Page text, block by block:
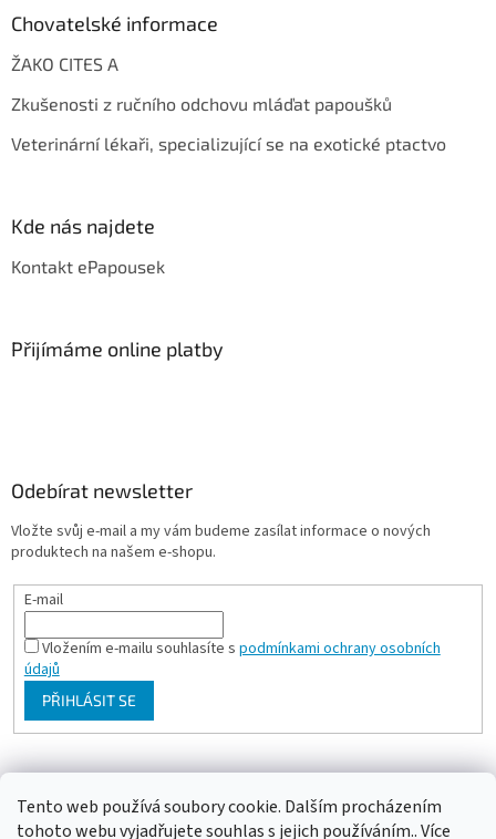
Tento web používá soubory cookie. Dalším procházením
tohoto webu vyjadřujete souhlas s jejich používáním.. Více
Chovatelské informace
ŽAKO CITES A
Zkušenosti z ručního odchovu mláďat papoušků
Veterinární lékaři, specializující se na exotické ptactvo
Kde nás najdete
Kontakt ePapousek
Přijímáme online platby
Odebírat newsletter
Vložte svůj e-mail a my vám budeme zasílat informace o nových
produktech na našem e-shopu.
E-mail
Vložením e-mailu souhlasíte s podmínkami ochrany osobních
údajů
PŘIHLÁSIT SE